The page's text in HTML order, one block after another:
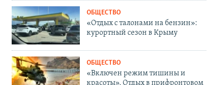
ОБЩЕСТВО
«Отдых с талонами на бензин»:
курортный сезон в Крыму
ОБЩЕСТВО
«Включен режим тишины и
красоты». Отдых в прифронтовом